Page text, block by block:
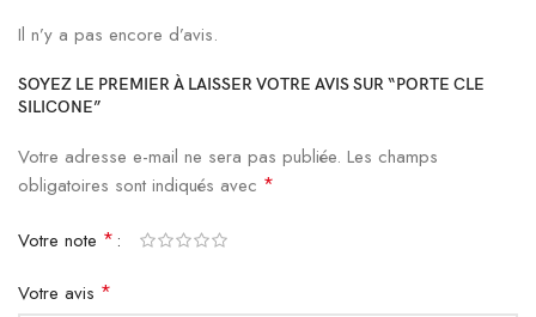
Il n’y a pas encore d’avis.
SOYEZ LE PREMIER À LAISSER VOTRE AVIS SUR “PORTE CLE
SILICONE”
Votre adresse e-mail ne sera pas publiée. Les champs
obligatoires sont indiqués avec *
Votre note *
Votre avis *